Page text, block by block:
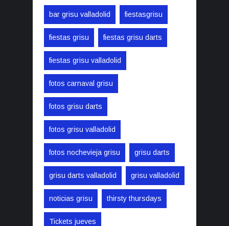
bar grisu valladolid fiestasgrisu
fiestas grisu fiestas grisu darts
fiestas grisu valladolid
fotos carnaval grisu
fotos grisu darts
fotos grisu valladolid
fotos nochevieja grisu grisu darts
grisu darts valladolid grisu valladolid
noticias grisu thirsty thursdays
Tickets jueves